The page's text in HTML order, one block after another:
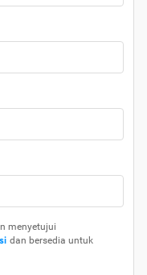
menyetujui
dan bersedia untuk